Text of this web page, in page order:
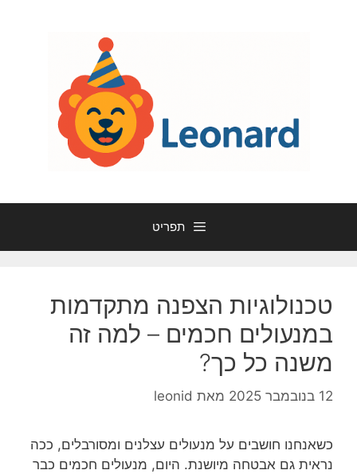
תפריט
טכנולוגיות הצפנה מתקדמות
במנעולים חכמים – למה זה
משנה כל כך?
12 בנובמבר 2025 מאת leonid
כשאנחנו חושבים על מנעולים עצלנים ומסורבלים, ככה
נראית גם אבטחה מיושנת. היום, מנעולים חכמים כבר